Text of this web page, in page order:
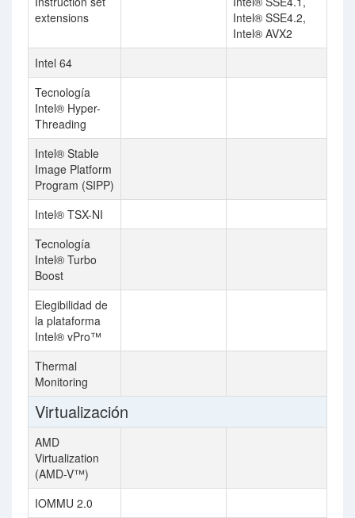
extensions
Intel® SSE4.2,
Intel® AVX2
Intel 64
Tecnología
Intel® Hyper-
Threading
Intel® Stable
Image Platform
Program (SIPP)
Intel® TSX-NI
Tecnología
Intel® Turbo
Boost
Elegibilidad de
la plataforma
Intel® vPro™
Thermal
Monitoring
Virtualización
AMD
Virtualization
(AMD-V™)
IOMMU 2.0